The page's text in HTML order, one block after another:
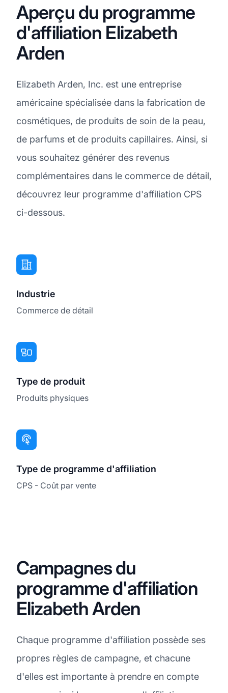
Aperçu du programme
d'affiliation Elizabeth
Arden
Elizabeth Arden, Inc. est une entreprise
américaine spécialisée dans la fabrication de
cosmétiques, de produits de soin de la peau,
de parfums et de produits capillaires. Ainsi, si
vous souhaitez générer des revenus
complémentaires dans le commerce de détail,
découvrez leur programme d'affiliation CPS
ci-dessous.
Industrie
Commerce de détail
Type de produit
Produits physiques
Type de programme d'affiliation
CPS - Coût par vente
Campagnes du
programme d'affiliation
Elizabeth Arden
Chaque programme d'affiliation possède ses
propres règles de campagne, et chacune
d'elles est importante à prendre en compte